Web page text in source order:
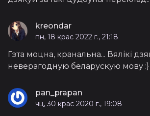
kreondar
пн, 18 крас 2022 г., 21:18
Гэта моцна, кранальна... Вялікі
неверагодную беларускую мову :}
pan_prapan
чц, 30 крас 2020 г., 19:08